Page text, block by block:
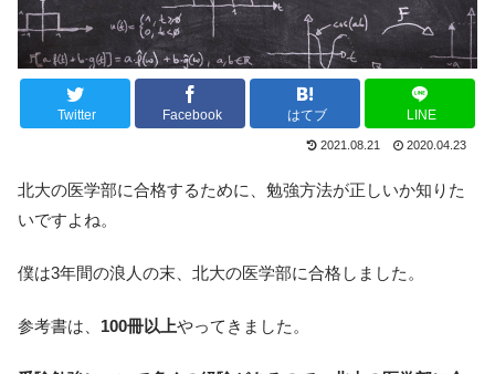
Twitter Facebook はてブ LINE
2021.08.21 2020.04.23
北大の医学部に合格するために、勉強方法が正しいか知りた
いですよね。
僕は3年間の浪人の末、北大の医学部に合格しました。
参考書は、 100冊以上やってきました。